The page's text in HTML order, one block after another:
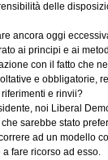
delle
ancora oggi
ai principi e ai
con il fatto che
e obbligatorie,
e rinvii?
noi Liberal
sarebbe stato
ad un modello
fare ricorso ad esso.